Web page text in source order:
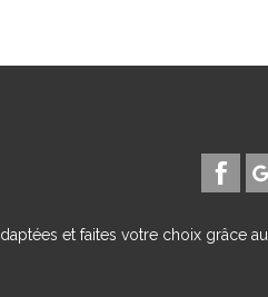
et faites votre choix grâce